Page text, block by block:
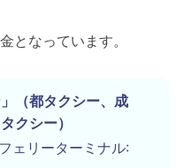
となっています。
（都タクシー、成
クシー）
ェリーターミナル: